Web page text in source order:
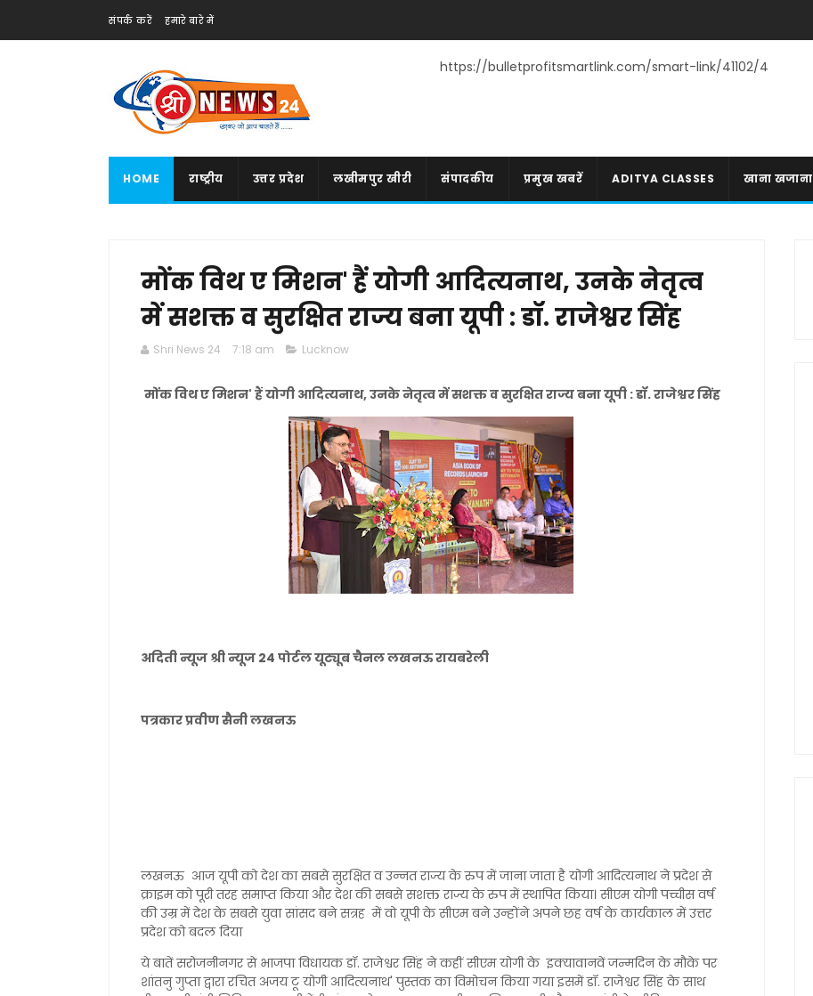
संपर्क करें हमारे बारे में
https://bulletprofitsmartlink.com/smart-link/41102/4
HOME राष्ट्रीय उत्तर प्रदेश लखीमपुर खीरी संपादकीय प्रमुख खबरें ADITYA CLASSES खाना खजाना
मोंक विथ ए मिशन' हैं योगी आदित्यनाथ, उनके नेतृत्व
में सशक्त व सुरक्षित राज्य बना यूपी : डॉ. राजेश्वर सिंह
Shri News 24 7:18 am Lucknow
मोंक विथ ए मिशन' हैं योगी आदित्यनाथ, उनके नेतृत्व में सशक्त व सुरक्षित राज्य बना यूपी : डॉ. राजेश्वर सिंह
अदिती न्यूज श्री न्यूज 24 पोर्टल यूट्यूब चैनल लखनऊ रायबरेली
पत्रकार प्रवीण सैनी लखनऊ
लखनऊ आज यूपी को देश का सबसे सुरक्षित व उन्नत राज्य के रुप में जाना जाता है योगी आदित्यनाथ ने प्रदेश से
क्राइम को पूरी तरह समाप्त किया और देश की सबसे सशक्त राज्य के रुप में स्थापित किया। सीएम योगी पच्चीस वर्ष
की उम्र में देश के सबसे युवा सांसद बने सत्रह में वो यूपी के सीएम बने उन्होंने अपने छह वर्ष के कार्यकाल में उत्तर
प्रदेश को बदल दिया
ये बातें सरोजनीनगर से भाजपा विधायक डॉ. राजेश्वर सिंह ने कहीं सीएम योगी के इक्यावानवें जन्मदिन के मौके पर
शांतनु गुप्ता द्वारा रचित अजय टू योगी आदित्यनाथ' पुस्तक का विमोचन किया गया इसमें डॉ. राजेश्वर सिंह के साथ